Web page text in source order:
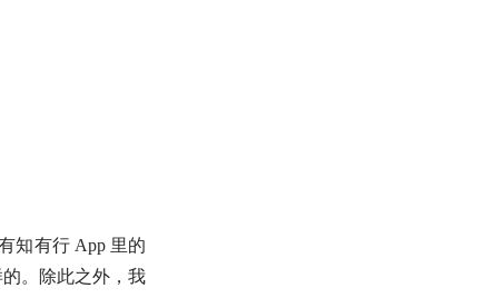
知有行 App 里的
。除此之外，我